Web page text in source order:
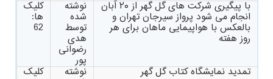
با پیگیری شرکت های گل گهر از ۲۰ آبان
انجام می شود پرواز سیرجان تهران و
بالعکس با هواپیمایی ماهان برای هر
روز هفته
نوشته
شده
توسط
هدی
رضوانی
پور
کلیک
ها:
62
تمدید نمایشگاه کتاب گل گهر نوشته کلیک